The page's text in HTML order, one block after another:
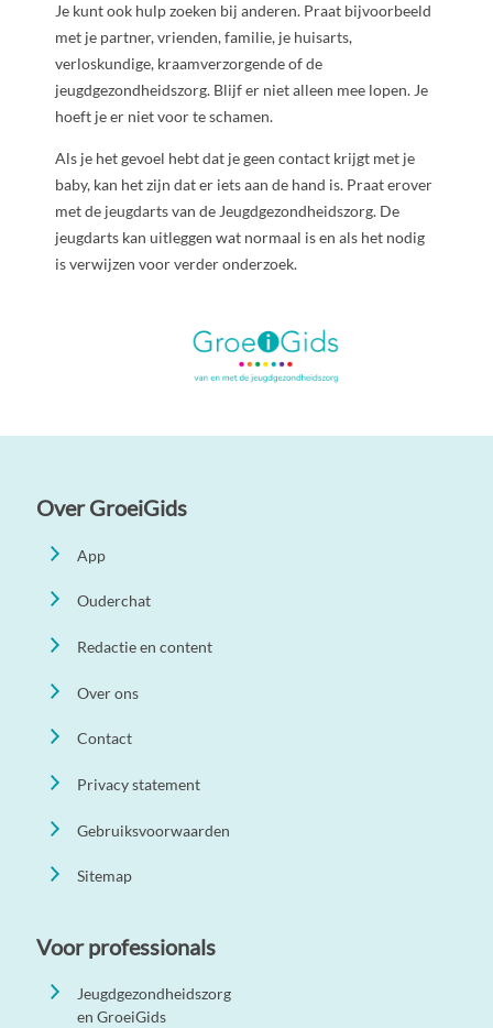
Je kunt ook hulp zoeken bij anderen. Praat bijvoorbeeld
met je partner, vrienden, familie, je huisarts,
verloskundige, kraamverzorgende of de
jeugdgezondheidszorg. Blijf er niet alleen mee lopen. Je
hoeft je er niet voor te schamen.
Als je het gevoel hebt dat je geen contact krijgt met je
baby, kan het zijn dat er iets aan de hand is. Praat erover
met de jeugdarts van de Jeugdgezondheidszorg. De
jeugdarts kan uitleggen wat normaal is en als het nodig
is verwijzen voor verder onderzoek.
Over GroeiGids
App
Ouderchat
Redactie en content
Over ons
Contact
Privacy statement
Gebruiksvoorwaarden
Sitemap
Voor professionals
Jeugdgezondheidszorg
en GroeiGids